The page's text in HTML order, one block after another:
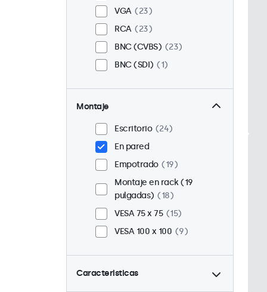
VGA
23
RCA
23
BNC (CVBS)
23
BNC (SDI)
1
Montaje
Escritorio
24
En pared
Empotrado
19
Montaje en rack (19
pulgadas)
18
VESA 75 x 75
15
VESA 100 x 100
9
Caracteristicas